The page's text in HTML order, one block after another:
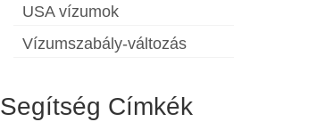
USA vízumok
Vízumszabály-változás
Segítség Címkék